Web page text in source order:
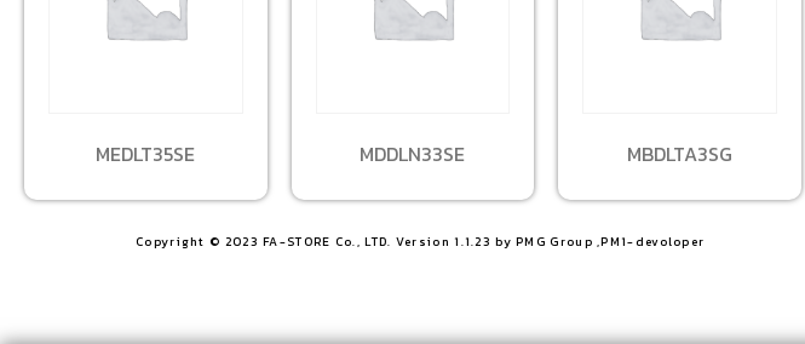
MEDLT35SE MDDLN33SE MBDLTA3SG
Copyright © 2023 FA-STORE Co., LTD. Version 1.1.23 by PMG Group ,PM1-devoloper​